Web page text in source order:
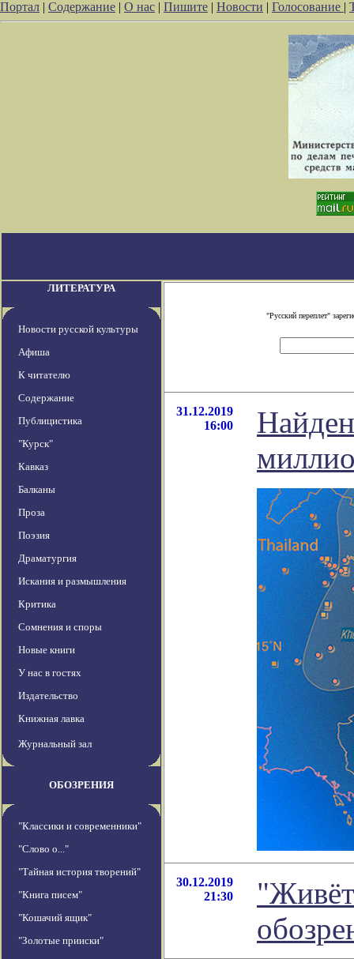
Портал | Содержание | О нас | Пишите | Новости | Голосование |
ЛИТЕРАТУРА
Новости русской культуры
Афиша
К читателю
Содержание
Публицистика
"Курск"
Кавказ
Балканы
Проза
Поэзия
Драматургия
Искания и размышления
Критика
Сомнения и споры
Новые книги
У нас в гостях
Издательство
Книжная лавка
Журнальный зал
ОБОЗРЕНИЯ
"Классики и современники"
"Слово о..."
"Тайная история творений"
"Книга писем"
"Кошачий ящик"
"Золотые прииски"
"Русский переплет"
31.12.2019
16:00
30.12.2019
21:30